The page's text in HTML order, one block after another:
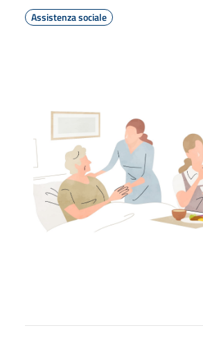
Assistenza sociale